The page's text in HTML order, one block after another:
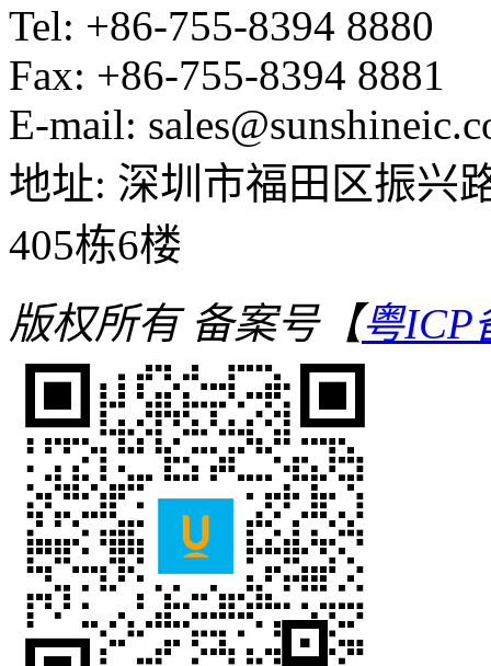
Tel: +86-755-8394 8880
Fax: +86-755-8394 8881
E-mail:
地址: 深圳市福田区振兴
405栋6楼
版权所有 备案号【粤ICP